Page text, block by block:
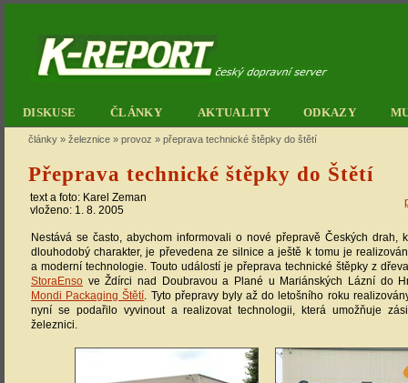
DISKUSE ČLÁNKY AKTUALITY ODKAZY
články » železnice » provoz » přeprava technické štěpky do štětí
Přeprava technické štěpky do Štětí
text a foto: Karel Zeman
vloženo: 1. 8. 2005
Nestává se často, abychom informovali o nové přepravě Českých drah,
dlouhodobý charakter, je převedena ze silnice a ještě k tomu je
a moderní technologie. Touto událostí je přeprava technické štěpky z
StoraEnso ve Ždírci nad Doubravou a Plané u Mariánských Lázní do
Mondi Packaging Štětí. Tyto přepravy byly až do letošního roku
nyní se podařilo vyvinout a realizovat technologii, která umožňuje
železnici.